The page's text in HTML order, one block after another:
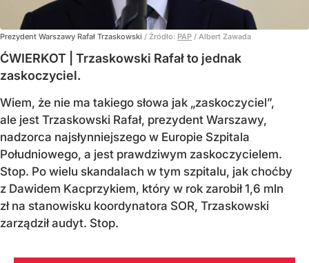
Prezydent Warszawy Rafał Trzaskowski / Źródło: PAP / Albert Zawada
ĆWIERKOT | Trzaskowski Rafał to jednak
zaskoczyciel.
Wiem, że nie ma takiego słowa jak „zaskoczyciel”,
ale jest Trzaskowski Rafał, prezydent Warszawy,
nadzorca najsłynniejszego w Europie Szpitala
Południowego, a jest prawdziwym zaskoczycielem.
Stop. Po wielu skandalach w tym szpitalu, jak choćby
z Dawidem Kacprzykiem, który w rok zarobił 1,6 mln
zł na stanowisku koordynatora SOR, Trzaskowski
zarządził audyt. Stop.